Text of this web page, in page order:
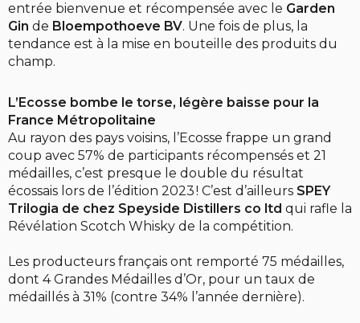
entrée bienvenue et récompensée avec le Garden
Gin de Bloempothoeve BV. Une fois de plus, la
tendance est à la mise en bouteille des produits du
champ.
L’Ecosse bombe le torse, légère baisse pour la
France Métropolitaine
Au rayon des pays voisins, l’Ecosse frappe un grand
coup avec 57% de participants récompensés et 21
médailles, c’est presque le double du résultat
écossais lors de l’édition 2023 ! C’est d’ailleurs SPEY
Trilogia de chez Speyside Distillers co ltd qui rafle la
Révélation Scotch Whisky de la compétition.
Les producteurs français ont remporté 75 médailles,
dont 4 Grandes Médailles d’Or, pour un taux de
médaillés à 31% (contre 34% l’année dernière).